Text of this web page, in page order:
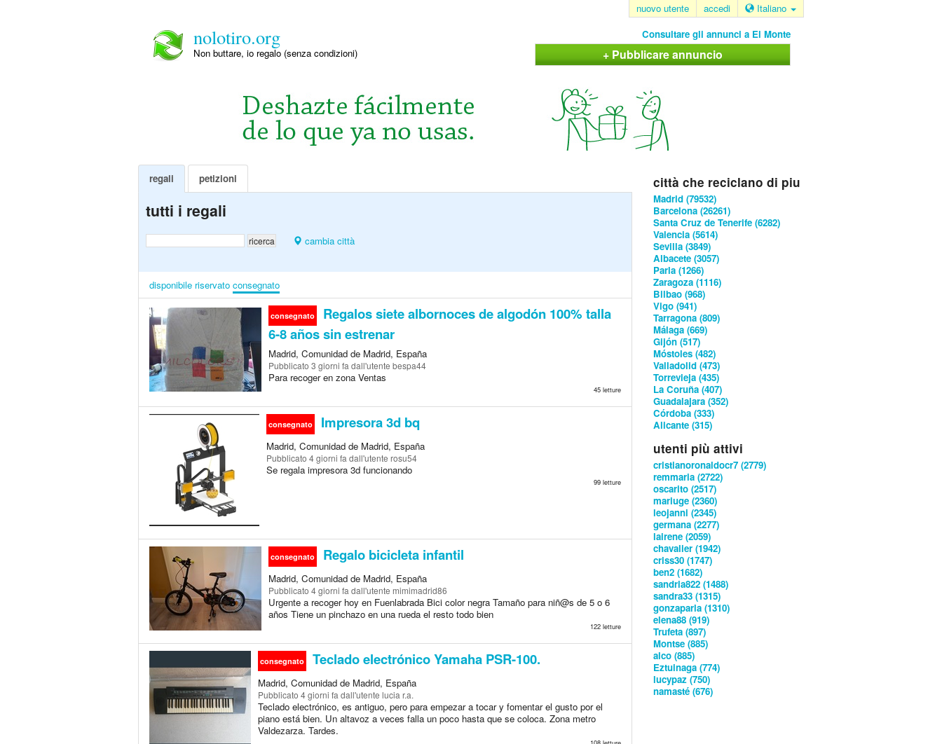
nuovo utente accedi Italiano
nolotiro.org
Non buttare, io regalo (senza condizioni)
Consultare gli annunci a El Monte
+ Pubblicare annuncio
regali petizioni
tutti i regali
cambia città
disponibile riservato consegnato
consegnato
Regalos siete albornoces de algodón 100% talla
6-8 años sin estrenar
Madrid, Comunidad de Madrid, España
Pubblicato 3 giorni fa dall'utente bespa44
Para recoger en zona Ventas
45 letture
consegnato Impresora 3d bq
Madrid, Comunidad de Madrid, España
Pubblicato 4 giorni fa dall'utente rosu54
Se regala impresora 3d funcionando
99 letture
consegnato Regalo bicicleta infantil
Madrid, Comunidad de Madrid, España
Pubblicato 4 giorni fa dall'utente mimimadrid86
Urgente a recoger hoy en Fuenlabrada Bici color negra Tamaño para niñ@s de 5 o 6
años Tiene un pinchazo en una rueda el resto todo bien
122 letture
consegnato Teclado electrónico Yamaha PSR-100.
Madrid, Comunidad de Madrid, España
Pubblicato 4 giorni fa dall'utente lucia r.a.
Teclado electrónico, es antiguo, pero para empezar a tocar y fomentar el gusto por el
piano está bien. Un altavoz a veces falla un poco hasta que se coloca. Zona metro
Valdezarza. Tardes.
città che reciclano di piu
Madrid (79532)
Barcelona (26261)
Santa Cruz de Tenerife (6282)
Valencia (5614)
Sevilla (3849)
Albacete (3057)
Parla (1266)
Zaragoza (1116)
Bilbao (968)
Vigo (941)
Tarragona (809)
Málaga (669)
Gijón (517)
Móstoles (482)
Valladolid (473)
Torrevieja (435)
La Coruña (407)
Guadalajara (352)
Córdoba (333)
Alicante (315)
utenti più attivi
cristianoronaldocr7 (2779)
remmaria (2722)
oscarito (2517)
mariuge (2360)
leojanni (2345)
germana (2277)
lairene (2059)
chavalier (1942)
criss30 (1747)
ben2 (1682)
sandria822 (1488)
sandra33 (1315)
gonzaparla (1310)
elena88 (919)
Trufeta (897)
Montse (885)
alco (885)
Eztuinaga (774)
lucypaz (750)
namasté (676)